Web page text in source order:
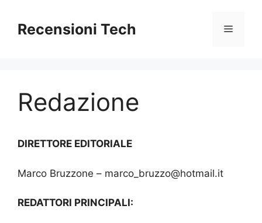
contenuto
Recensioni Tech Menu
Redazione
DIRETTORE EDITORIALE
Marco Bruzzone – marco_bruzzo@hotmail.it
REDATTORI PRINCIPALI: